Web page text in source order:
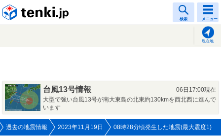
検索 メニュー
現在地
台風13号情報
06日17:00現在
大型で強い台風13号が南大東島の北東約130kmを西北西に進んで
います
過去の地震情報 2023年11月19日 08時28分頃発生した地震(最大震度1)